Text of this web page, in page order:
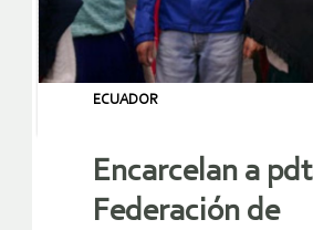
ECUADOR
Encarcelan a
Federación de